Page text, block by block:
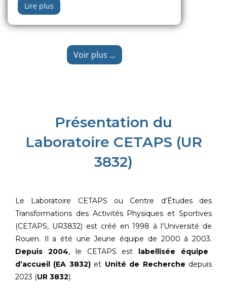
Lire plus
Voir plus ...
Présentation du
Laboratoire CETAPS (UR
3832)
Le Laboratoire CETAPS ou Centre d’Études des
Transformations des Activités Physiques et Sportives
(CETAPS, UR3832) est créé en 1998 à l’Université de
Rouen. Il a été une Jeune équipe de 2000 à 2003.
Depuis 2004, le CETAPS est labellisée équipe
d’accueil (EA 3832)et Unité de Recherche depuis
2023 (UR 3832).